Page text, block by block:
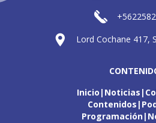
Lord Cochane 417,
Inicio Noticias
Contenidos
Programación